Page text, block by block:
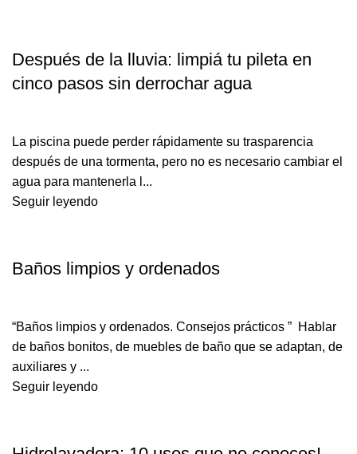
Después de la lluvia: limpiá tu pileta en
cinco pasos sin derrochar agua
La piscina puede perder rápidamente su trasparencia
después de una tormenta, pero no es necesario cambiar el
agua para mantenerla l...
Seguir leyendo
Baños limpios y ordenados
“Baños limpios y ordenados. Consejos prácticos ” Hablar
de baños bonitos, de muebles de baño que se adaptan, de
auxiliares y ...
Seguir leyendo